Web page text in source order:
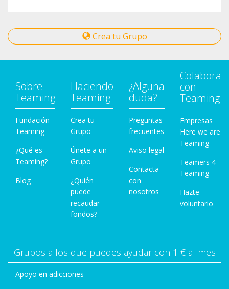
Crea tu Grupo
Sobre
Teaming
Fundación
Teaming
¿Qué es
Teaming?
Blog
Haciendo
Teaming
Crea tu
Grupo
Únete a un
Grupo
¿Quién
puede
recaudar
fondos?
¿Alguna
duda?
Preguntas
frecuentes
Aviso legal
Contacta
con
nosotros
Colabora
con
Teaming
Empresas
Here we are
Teaming
Teamers 4
Teaming
Hazte
voluntario
Grupos a los que puedes ayudar con 1 € al mes
Apoyo en adicciones